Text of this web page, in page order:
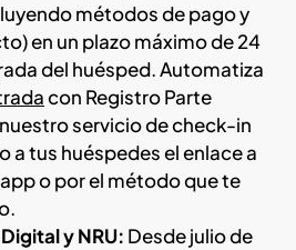
métodos de pago y
en un plazo máximo de 24
del huésped. Automatiza
con Registro Parte
servicio de check-in
a tus huéspedes el enlace a
o por el método que te
y NRU: Desde julio de